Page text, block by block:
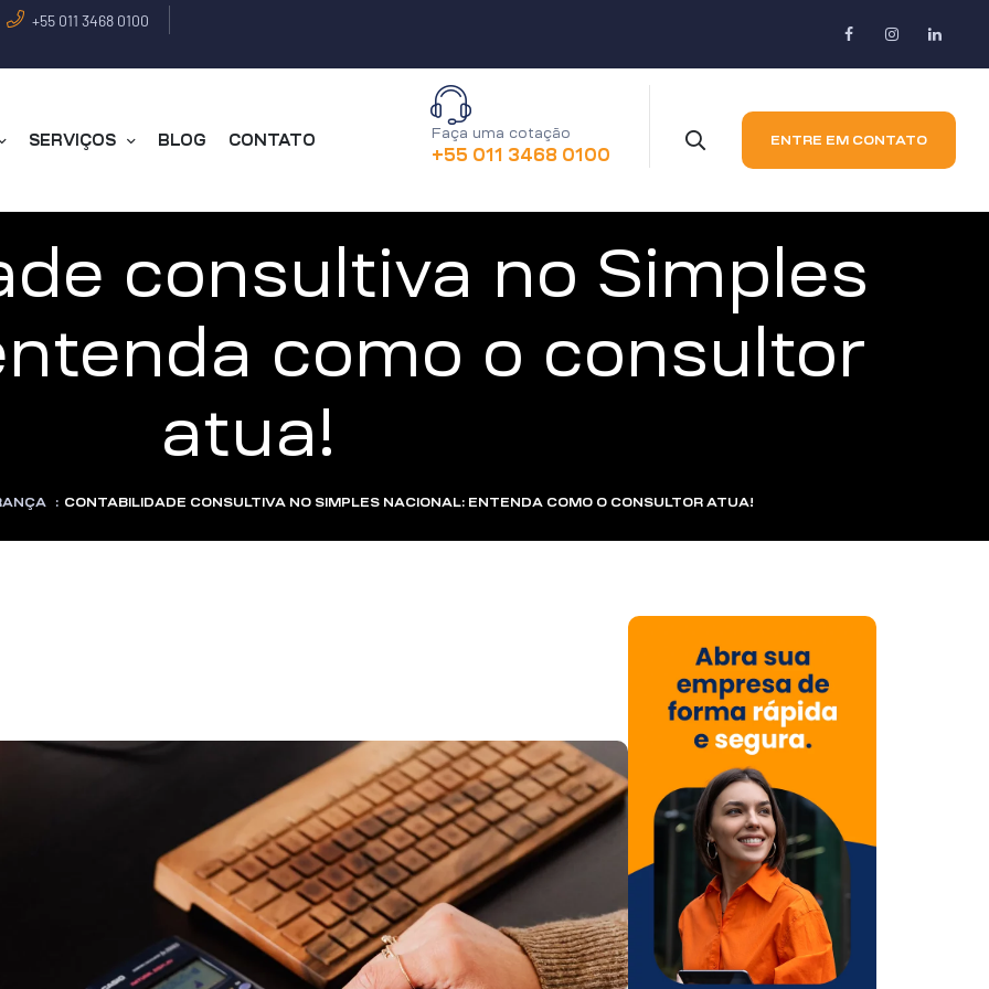
+55 011 3468 0100
SERVIÇOS BLOG CONTATO Faça uma cotação
+55 011 3468 0100
ENTRE EM CONTATO
consultiva no Simples
como o consultor
atua!
: CONTABILIDADE CONSULTIVA NO SIMPLES NACIONAL: ENTENDA COMO O CONSULTOR ATUA!